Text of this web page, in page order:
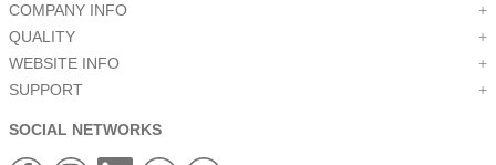
COMPANY INFO
+
QUALITY
+
WEBSITE INFO
+
SUPPORT
+
SOCIAL NETWORKS